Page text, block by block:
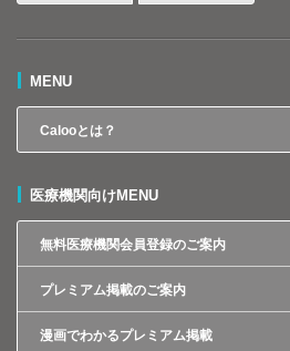
MENU
Calooとは？
医療機関向けMENU
無料医療機関会員登録のご案内
プレミアム掲載のご案内
漫画でわかるプレミアム掲載